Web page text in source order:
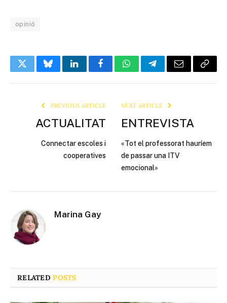
opinió
TwitterBlueskyLinkedInFacebookWhatsAppTelegramEmail Copy
PREVIOUS ARTICLE
ACTUALITAT
Connectar escoles i
cooperatives
NEXT ARTICLE
ENTREVISTA
«Tot el professorat hauríem
de passar una ITV
emocional»
Marina Gay
RELATEDPOSTS